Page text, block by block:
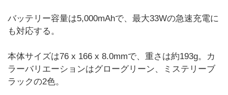
バッテリー容量は5,000mAhで、最大33Wの急速充電に
も対応する。
本体サイズは76 x 166 x 8.0mmで、重さは約193g。カ
ラーバリエーションはグローグリーン、ミステリーブ
ラックの2色。